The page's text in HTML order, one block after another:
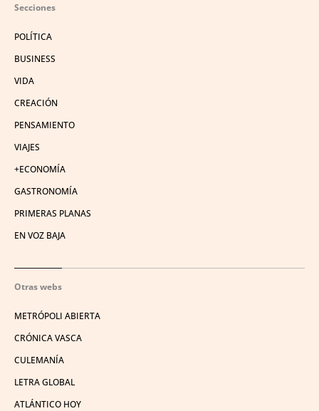
Secciones
POLÍTICA
BUSINESS
VIDA
CREACIÓN
PENSAMIENTO
VIAJES
+ECONOMÍA
GASTRONOMÍA
PRIMERAS PLANAS
EN VOZ BAJA
Otras webs
METRÓPOLI ABIERTA
CRÓNICA VASCA
CULEMANÍA
LETRA GLOBAL
ATLÁNTICO HOY